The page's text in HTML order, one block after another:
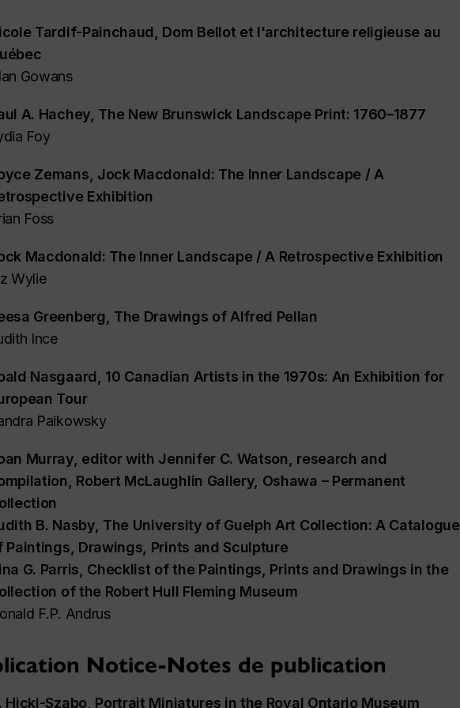
Tardif-Painchaud, Dom Bellot et l'architecture religieuse au
Gowans
A. Hachey, The New Brunswick Landscape Print: 1760–1877
Foy
Zemans, Jock Macdonald: The Inner Landscape / A
Exhibition
Foss
Macdonald: The Inner Landscape / A Retrospective Exhibition
Wylie
Greenberg, The Drawings of Alfred Pellan
Ince
Nasgaard, 10 Canadian Artists in the 1970s: An Exhibition for
Tour
Paikowsky
Murray, editor with Jennifer C. Watson, research and
Robert McLaughlin Gallery, Oshawa – Permanent
B. Nasby, The University of Guelph Art Collection: A Catalogue
Paintings, Drawings, Prints and Sculpture
G. Parris, Checklist of the Paintings, Prints and Drawings in the
of the Robert Hull Fleming Museum
F.P. Andrus
Notice-Notes de publication
Hickl-Szabo, Portrait Miniatures in the Royal Ontario Museum